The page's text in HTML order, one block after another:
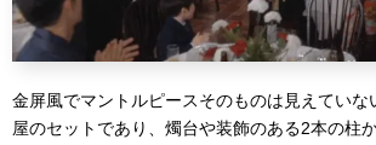
金屏風でマントルピースそのものは見えていな
屋のセットであり、燭台や装飾のある2本の柱